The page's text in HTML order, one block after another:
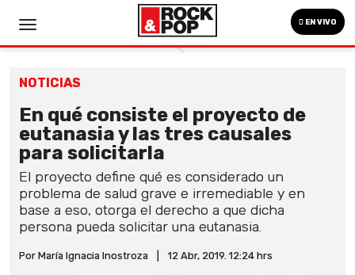
EN VIVO
NOTICIAS
En qué consiste el proyecto de
eutanasia y las tres causales
para solicitarla
El proyecto define qué es considerado un
problema de salud grave e irremediable y en
base a eso, otorga el derecho a que dicha
persona pueda solicitar una eutanasia.
Por María Ignacia Inostroza 12 Abr, 2019. 12:24 hrs